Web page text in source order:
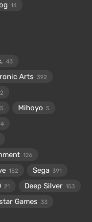
14
43
Arts 392
2
Mihoyo 5
126
152 Sega 391
21 Deep Silver 153
Games 33